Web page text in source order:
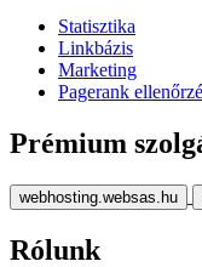
Statisztika
Linkbázis
Marketing
Pagerank
Prémium
webhosting.websas.hu
Rólunk